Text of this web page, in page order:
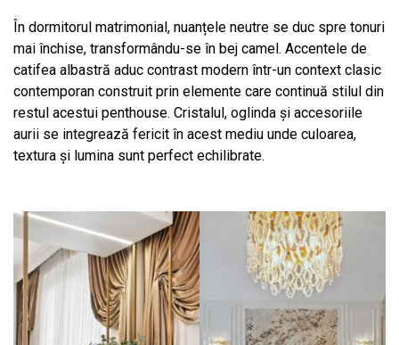
În dormitorul matrimonial, nuanțele neutre se duc spre tonuri
mai închise, transformându-se în bej camel. Accentele de
catifea albastră aduc contrast modern într-un context clasic
contemporan construit prin elemente care continuă stilul din
restul acestui penthouse. Cristalul, oglinda și accesoriile
aurii se integrează fericit în acest mediu unde culoarea,
textura și lumina sunt perfect echilibrate.